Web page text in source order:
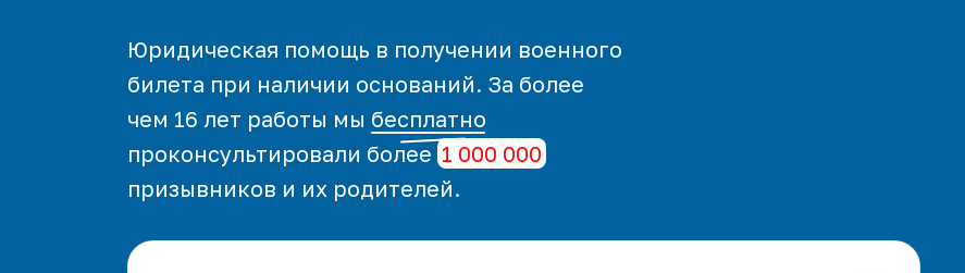
Юридическая помощь в получении военного
билета при наличии оснований. За более
чем 16 лет работы мы бесплатно
проконсультировали более 1 000 000
призывников и их родителей.